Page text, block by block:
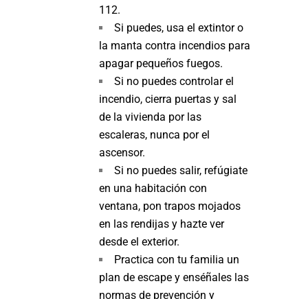
112.
Si puedes, usa el extintor o
la manta contra incendios para
apagar pequeños fuegos.
Si no puedes controlar el
incendio, cierra puertas y sal
de la vivienda por las
escaleras, nunca por el
ascensor.
Si no puedes salir, refúgiate
en una habitación con
ventana, pon trapos mojados
en las rendijas y hazte ver
desde el exterior.
Practica con tu familia un
plan de escape y enséñales las
normas de prevención y